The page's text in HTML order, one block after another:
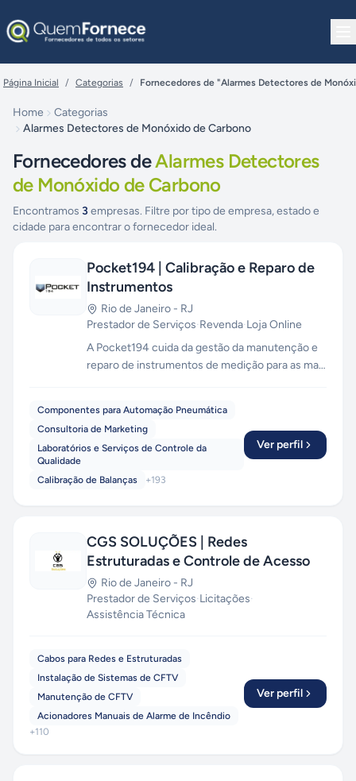
Página Inicial / Categorias / Fornecedores de "Alarmes Detectores de
Home
Categorias
Alarmes Detectores de Monóxido de Carbono
Fornecedores deAlarmes Detectores
de Monóxido de Carbono
Encontramos 3 empresas. Filtre por tipo de empresa, estado e
cidade para encontrar o fornecedor ideal.
Pocket194 | Calibração e Reparo de
Instrumentos
Rio de Janeiro - RJ
Prestador de Serviços·Revenda·Loja Online
A Pocket194 cuida da gestão da manutenção e
reparo de instrumentos de medição para as mais
na Calibração e Reparo de: Manômetros Digitais
e Analógicos, Manovacuômetro, Transmissores,
Controladores, Pressostatos, Válvulas,
etc.
Componentes para Automação Pneumática
Consultoria de Marketing
Laboratórios e Serviços de Controle da
Qualidade
Calibração de Balanças
+193
Ver perfil
CGS SOLUÇÕES | Redes
Estruturadas e Controle de Acesso
Rio de Janeiro - RJ
Prestador de Serviços·Licitações·
Assistência Técnica
Cabos para Redes e Estruturadas
Instalação de Sistemas de CFTV
Manutenção de CFTV
Acionadores Manuais de Alarme de Incêndio
+110
Ver perfil